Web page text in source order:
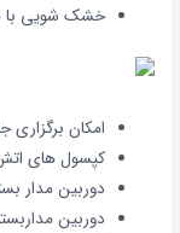
خشک شویی با
امکان
کپسول های
دوربین مدار
دوربین